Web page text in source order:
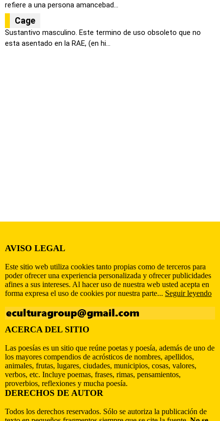
refiere a una persona amancebad...
Cage
Sustantivo masculino. Este termino de uso obsoleto que no
esta asentado en la RAE, (en hi...
AVISO LEGAL
Este sitio web utiliza cookies tanto propias como de terceros para
poder ofrecer una experiencia personalizada y ofrecer publicidades
afines a sus intereses. Al hacer uso de nuestra web usted acepta en
forma expresa el uso de cookies por nuestra parte... Seguir leyendo
ACERCA DEL SITIO
Las poesías es un sitio que reúne poetas y poesía, además de uno de
los mayores compendios de acrósticos de nombres, apellidos,
animales, frutas, lugares, ciudades, municipios, cosas, valores,
verbos, etc. Incluye poemas, frases, rimas, pensamientos,
proverbios, reflexiones y mucha poesía.
DERECHOS DE AUTOR
Todos los derechos reservados. Sólo se autoriza la publicación de